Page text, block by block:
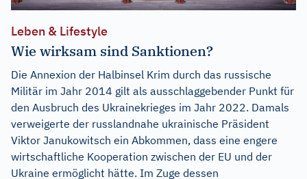
Leben & Lifestyle
Wie wirksam sind Sanktionen?
Die Annexion der Halbinsel Krim durch das russische
Militär im Jahr 2014 gilt als ausschlaggebender Punkt für
den Ausbruch des Ukrainekrieges im Jahr 2022. Damals
verweigerte der russlandnahe ukrainische Präsident
Viktor Janukowitsch ein Abkommen, dass eine engere
wirtschaftliche Kooperation zwischen der EU und der
Ukraine ermöglicht hätte. Im Zuge dessen